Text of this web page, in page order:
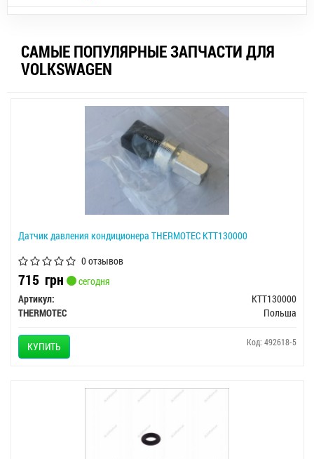
САМЫЕ ПОПУЛЯРНЫЕ ЗАПЧАСТИ ДЛЯ
VOLKSWAGEN
Датчик давления кондиционера THERMOTEC KTT130000
0 отзывов
715 грн
сегодня
Артикул:
KTT130000
THERMOTEC
Польша
КУПИТЬ Код: 492618-5